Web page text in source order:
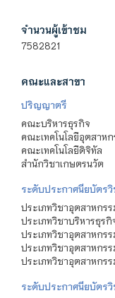
จำนวนผู้เข้าชม
7582821
คณะและสาขา
ปริญญาตรี
คณะบริหารธุรกิจ
คณะเทคโนโลยีอุตสาห
คณะเทคโนโลยีดิจิทัล
สำนักวิชาเกษตรนวัต
ระดับประกาศนียบัตร
ประเภทวิชาอุตสาหกรร
ประเภทวิชาบริหารธุรกิ
ประเภทวิชาอุตสาหกรร
ประเภทวิชาอุตสาหกรร
ประเภทวิชาอุตสาหกรร
ระดับประกาศนียบัตร